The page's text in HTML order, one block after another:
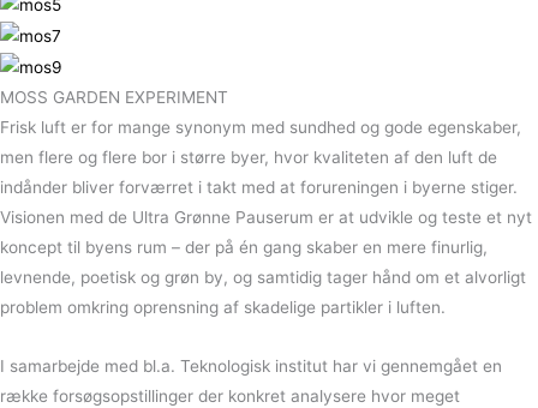
MOSS GARDEN EXPERIMENT
Frisk luft er for mange synonym med sundhed og gode egenskaber,
men flere og flere bor i større byer, hvor kvaliteten af den luft de
indånder bliver forværret i takt med at forureningen i byerne stiger.
Visionen med de Ultra Grønne Pauserum er at udvikle og teste et nyt
koncept til byens rum – der på én gang skaber en mere finurlig,
levnende, poetisk og grøn by, og samtidig tager hånd om et alvorligt
problem omkring oprensning af skadelige partikler i luften.
I samarbejde med bl.a. Teknologisk institut har vi gennemgået en
række forsøgsopstillinger der konkret analysere hvor meget